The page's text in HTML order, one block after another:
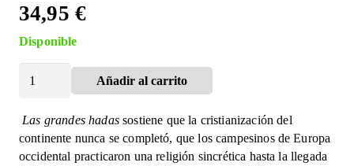
34,95 €
Disponible
Grandes
La
Religión
Mestiza
Añadir al carrito
Alternative:
Las grandes hadassostiene que la cristianización del
continente nunca se completó, que los campesinos de Europa
occidental practicaron una religión sincrética hasta la llegada